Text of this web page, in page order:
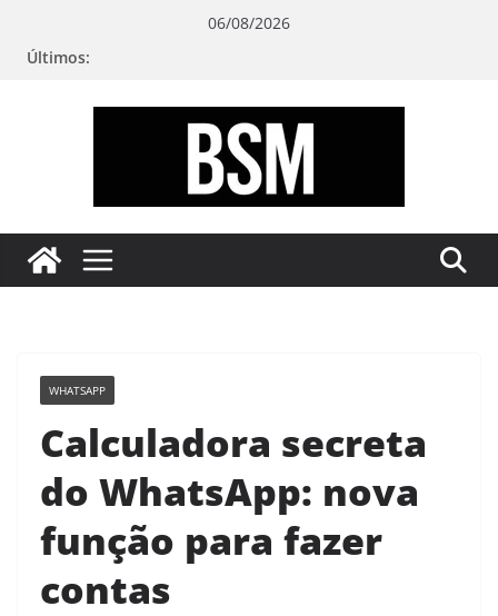
06/08/2026
Últimos:
sua
Mente
WHATSAPP
Calculadora secreta
do WhatsApp: nova
função para fazer
contas